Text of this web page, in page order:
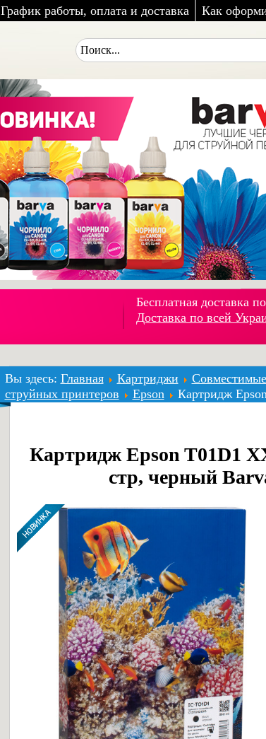
График работы, оплата и доставка Как
Бесплатная доставка
Доставка по всей
Вы здесь: Главная Картриджи Совместимые
струйных принтеров
Epson
Картридж
Картридж Epson T01D1
стр, черный